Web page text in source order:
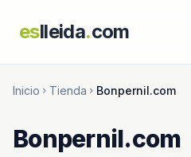
eslleida.com
Inicio chevron_right Tienda chevron_right Bonpernil.com
Bonpernil.com